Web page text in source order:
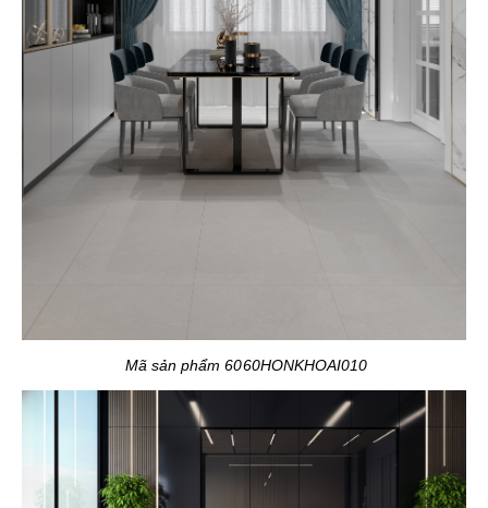
Mã sản phẩm 6060HONKHOAI010